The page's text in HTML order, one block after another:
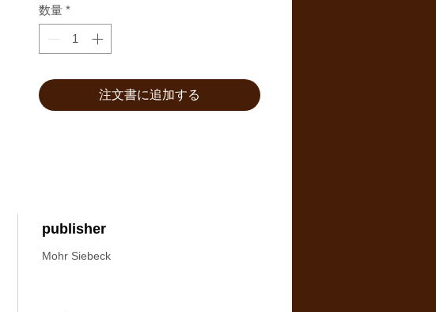
数量 *
注文書に追加する
publisher
Mohr Siebeck